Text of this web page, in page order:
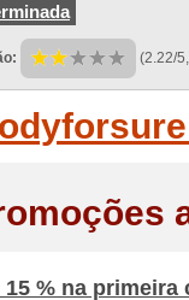
(2.22/
% na primeira